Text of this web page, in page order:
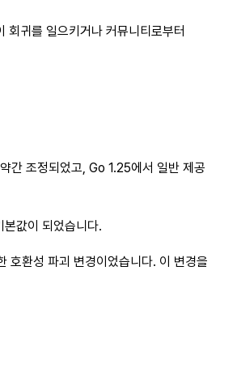
귀를 일으키거나 커뮤니티로부터
간 조정되었고, Go 1.25에서 일반 제공
값이 되었습니다.
호환성 파괴 변경이었습니다. 이 변경을